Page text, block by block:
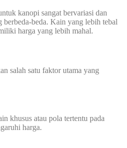
kanopi sangat bervariasi dan
beda. Kain yang lebih tebal
harga yang lebih mahal.
salah satu faktor utama yang
khusus atau pola tertentu pada
harga.